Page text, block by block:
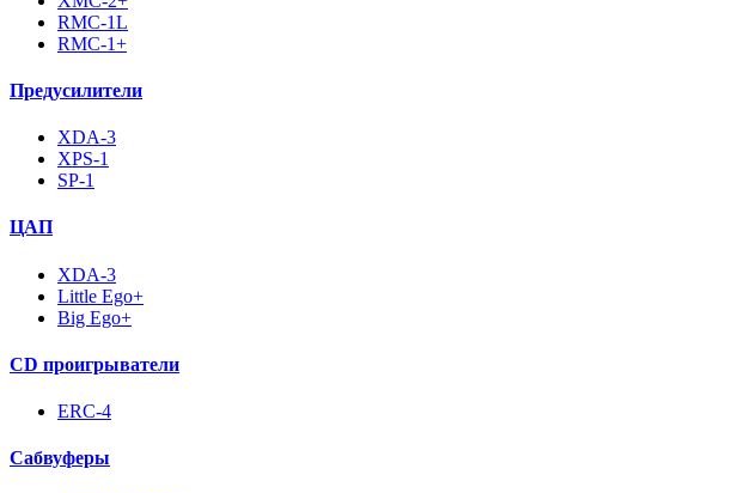
RMC-1L
RMC-1+
Предусилители
XDA-3
XPS-1
SP-1
ЦАП
XDA-3
Little Ego+
Big Ego+
CD проигрыватели
ERC-4
Сабвуферы